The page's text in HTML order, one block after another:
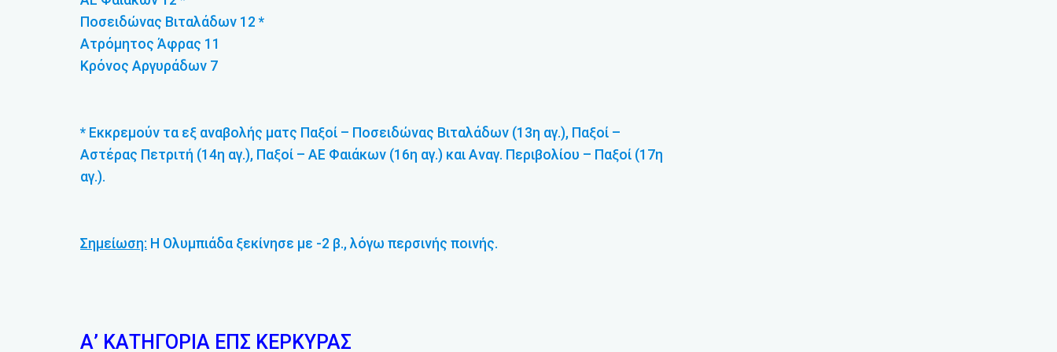
Ποσειδώνας Βιταλάδων 12 *
Ατρόμητος Άφρας 11
Κρόνος Αργυράδων 7
* Εκκρεμούν τα εξ αναβολής ματς Παξοί – Ποσειδώνας Βιταλάδων (13η αγ.), Παξοί –
Αστέρας Πετριτή (14η αγ.), Παξοί – ΑΕ Φαιάκων (16η αγ.) και Αναγ. Περιβολίου – Παξοί (17η
αγ.).
Σημείωση: Η Ολυμπιάδα ξεκίνησε με -2 β., λόγω περσινής ποινής.
Α’ ΚΑΤΗΓΟΡΙΑ ΕΠΣ ΚΕΡΚΥΡΑΣ